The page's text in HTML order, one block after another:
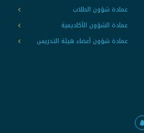
عمادة شؤون الطلاب
عمادة الشؤون الأكاديمية
عمادة شؤون أعضاء هيئة التدريس